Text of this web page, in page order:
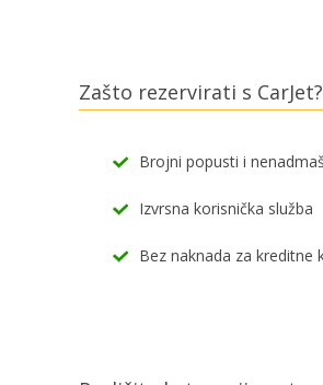
Zašto rezervirati s CarJet?
Brojni popusti i
Izvrsna korisnička služba
Bez naknada za kreditne